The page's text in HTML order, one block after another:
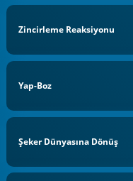
Zincirleme Reaksiyonu
Yap-Boz
Şeker Dünyasına Dönüş